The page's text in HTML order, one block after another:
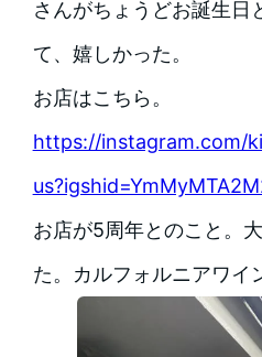
さんがちょうどお誕生日
て、嬉しかった。
お店はこちら。
https://instagram.com/
お店が5周年とのこと。
た。カルフォルニアワイ